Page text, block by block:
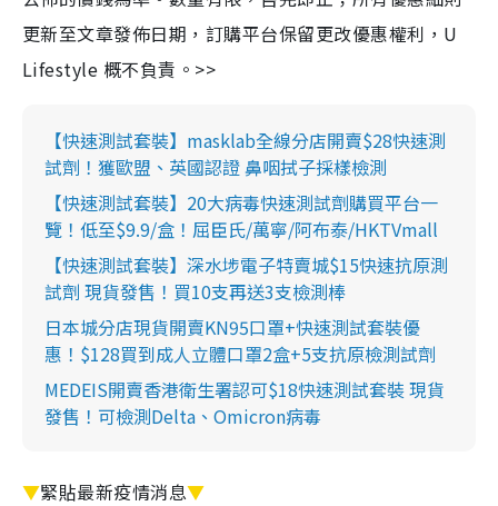
更新至文章發佈日期，訂購平台保留更改優惠權利，U
Lifestyle 概不負責。>>
【快速測試套裝】masklab全線分店開賣$28快速測
試劑！獲歐盟、英國認證 鼻咽拭子採樣檢測
【快速測試套裝】20大病毒快速測試劑購買平台一
覽！低至$9.9/盒！屈臣氏/萬寧/阿布泰/HKTVmall
【快速測試套裝】深水埗電子特賣城$15快速抗原測
試劑 現貨發售！買10支再送3支檢測棒
日本城分店現貨開賣KN95口罩+快速測試套裝優
惠！$128買到成人立體口罩2盒+5支抗原檢測試劑
MEDEIS開賣香港衛生署認可$18快速測試套裝 現貨
發售！可檢測Delta、Omicron病毒
▼緊貼最新疫情消息▼